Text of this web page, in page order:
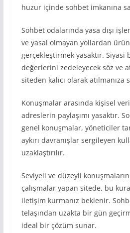
huzur içinde sohbet imkanına
Sohbet odalarında yasa dışı
ve yasal olmayan yollardan ürün
gerçekleştirmek yasaktır.
değerlerini zedeleyecek söz ve
siteden kalıcı olarak
Konuşmalar arasında kişisel
adreslerin paylaşımı yasaktır.
genel konuşmalar, yöneticiler
aykırı davranışlar sergileyen
uzaklaştırılır.
Seviyeli ve düzeyli
çalışmalar yapan sitede, bu
iletişim kurmanız beklenir.
telaşından uzakta bir gün
ideal bir çözüm sunar.